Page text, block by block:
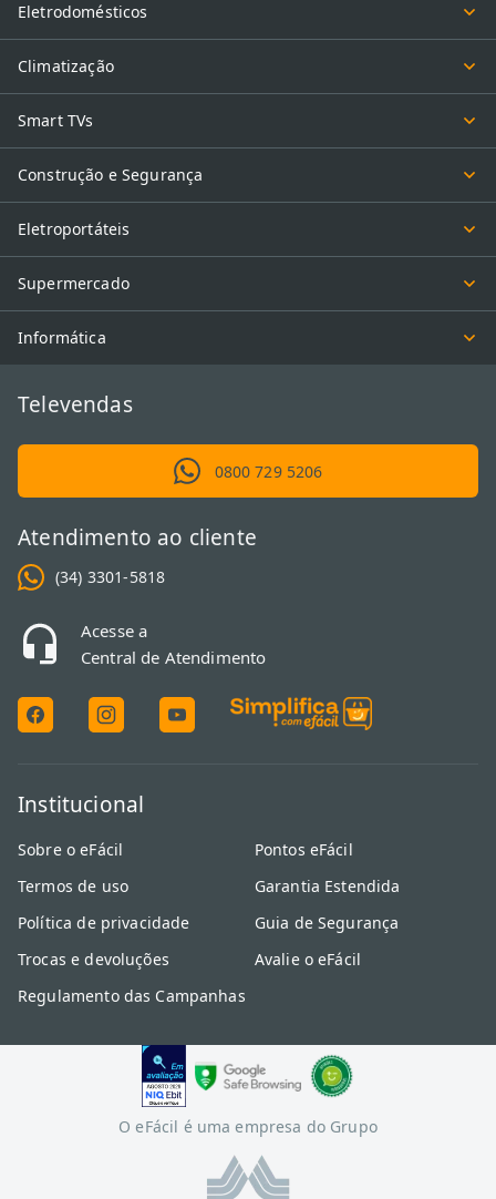
Eletrodomésticos
Climatização
Smart TVs
Construção e Segurança
Eletroportáteis
Supermercado
Informática
Televendas
0800 729 5206
Atendimento ao cliente
(34) 3301-5818
Acesse a
Central de Atendimento
Institucional
Sobre o eFácil
Termos de uso
Política de privacidade
Trocas e devoluções
Regulamento das Campanhas
Pontos eFácil
Garantia Estendida
Guia de Segurança
Avalie o eFácil
O eFácil é uma empresa do Grupo